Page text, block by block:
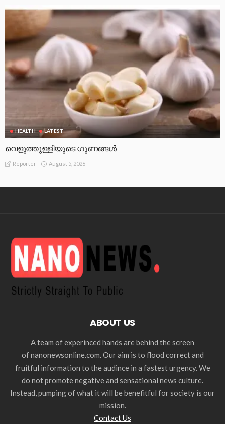
HEALTH LATEST
വെളുത്തുള്ളിയുടെ ഗുണങ്ങൾ
Reporter August 5, 2026
ABOUT US
A team of experinced hands are behind the screen
of nanonewsonline.com. Our aim is to flood correct and
fruitful information to the audince in a fastest urgency. We
do not promote negative and sensational news culture.
Instead, pumping of what it will be benefitful for society is our
mission.
Contact Us